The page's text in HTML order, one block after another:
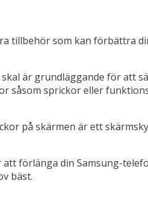
tillbehör som kan förbättra
är grundläggande för att
såsom sprickor eller
på skärmen är ett
förlänga din Samsung-
bäst.